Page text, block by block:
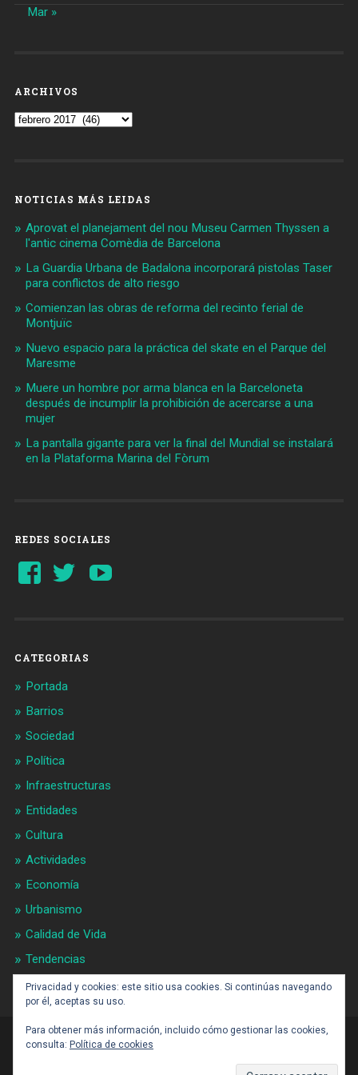
Mar »
ARCHIVOS
Archivos
NOTICIAS MÁS LEIDAS
Aprovat el planejament del nou Museu Carmen Thyssen a
l'antic cinema Comèdia de Barcelona
La Guardia Urbana de Badalona incorporará pistolas Taser
para conflictos de alto riesgo
Comienzan las obras de reforma del recinto ferial de
Montjuïc
Nuevo espacio para la práctica del skate en el Parque del
Maresme
Muere un hombre por arma blanca en la Barceloneta
después de incumplir la prohibición de acercarse a una
mujer
La pantalla gigante para ver la final del Mundial se instalará
en la Plataforma Marina del Fòrum
REDES SOCIALES
Ver
perfil
Ver
perfil
CATEGORIAS
Portada
Barrios
Sociedad
Política
Infraestructuras
Entidades
Cultura
Actividades
Economía
Urbanismo
Calidad de Vida
Tendencias
Gran BCN
CONTACTO: BARCELONAALDIA21 (ARROBA)
Privacidad y cookies: este sitio usa cookies. Si continúas navegando
por él, aceptas su uso.
Para obtener más información, incluido cómo gestionar las cookies,
consulta: Política de cookies